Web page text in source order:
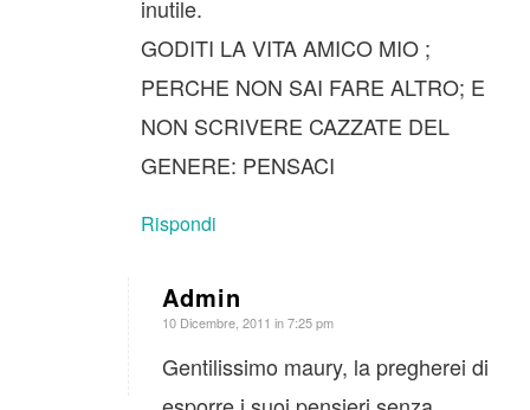
inutile.
GODITI LA VITA AMICO MIO ;
PERCHE NON SAI FARE ALTRO; E
NON SCRIVERE CAZZATE DEL
GENERE: PENSACI
Rispondi
Admin
dice:
10 Dicembre, 2011 in 7:25 pm
Gentilissimo maury, la pregherei di